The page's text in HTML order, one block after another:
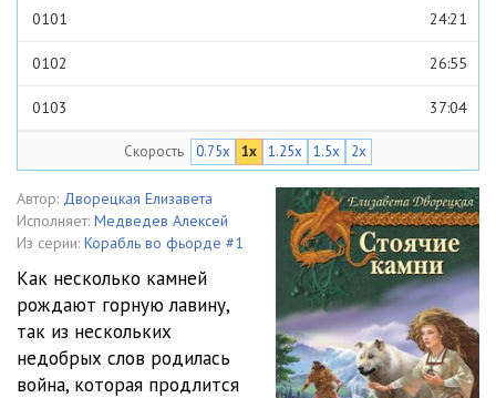
0101 24:21
0102 26:55
0103 37:04
0201 33:40
0202 20:00
0203 25:34
0204 36:02
0301 14:49
Скорость 0.75x 1x 1.25x 1.5x 2x
Автор: Дворецкая Елизавета
Исполняет: Медведев Алексей
Из серии: Корабль во фьорде #1
Как несколько камней
рождают горную лавину,
так из нескольких
недобрых слов родилась
война, которая продлится